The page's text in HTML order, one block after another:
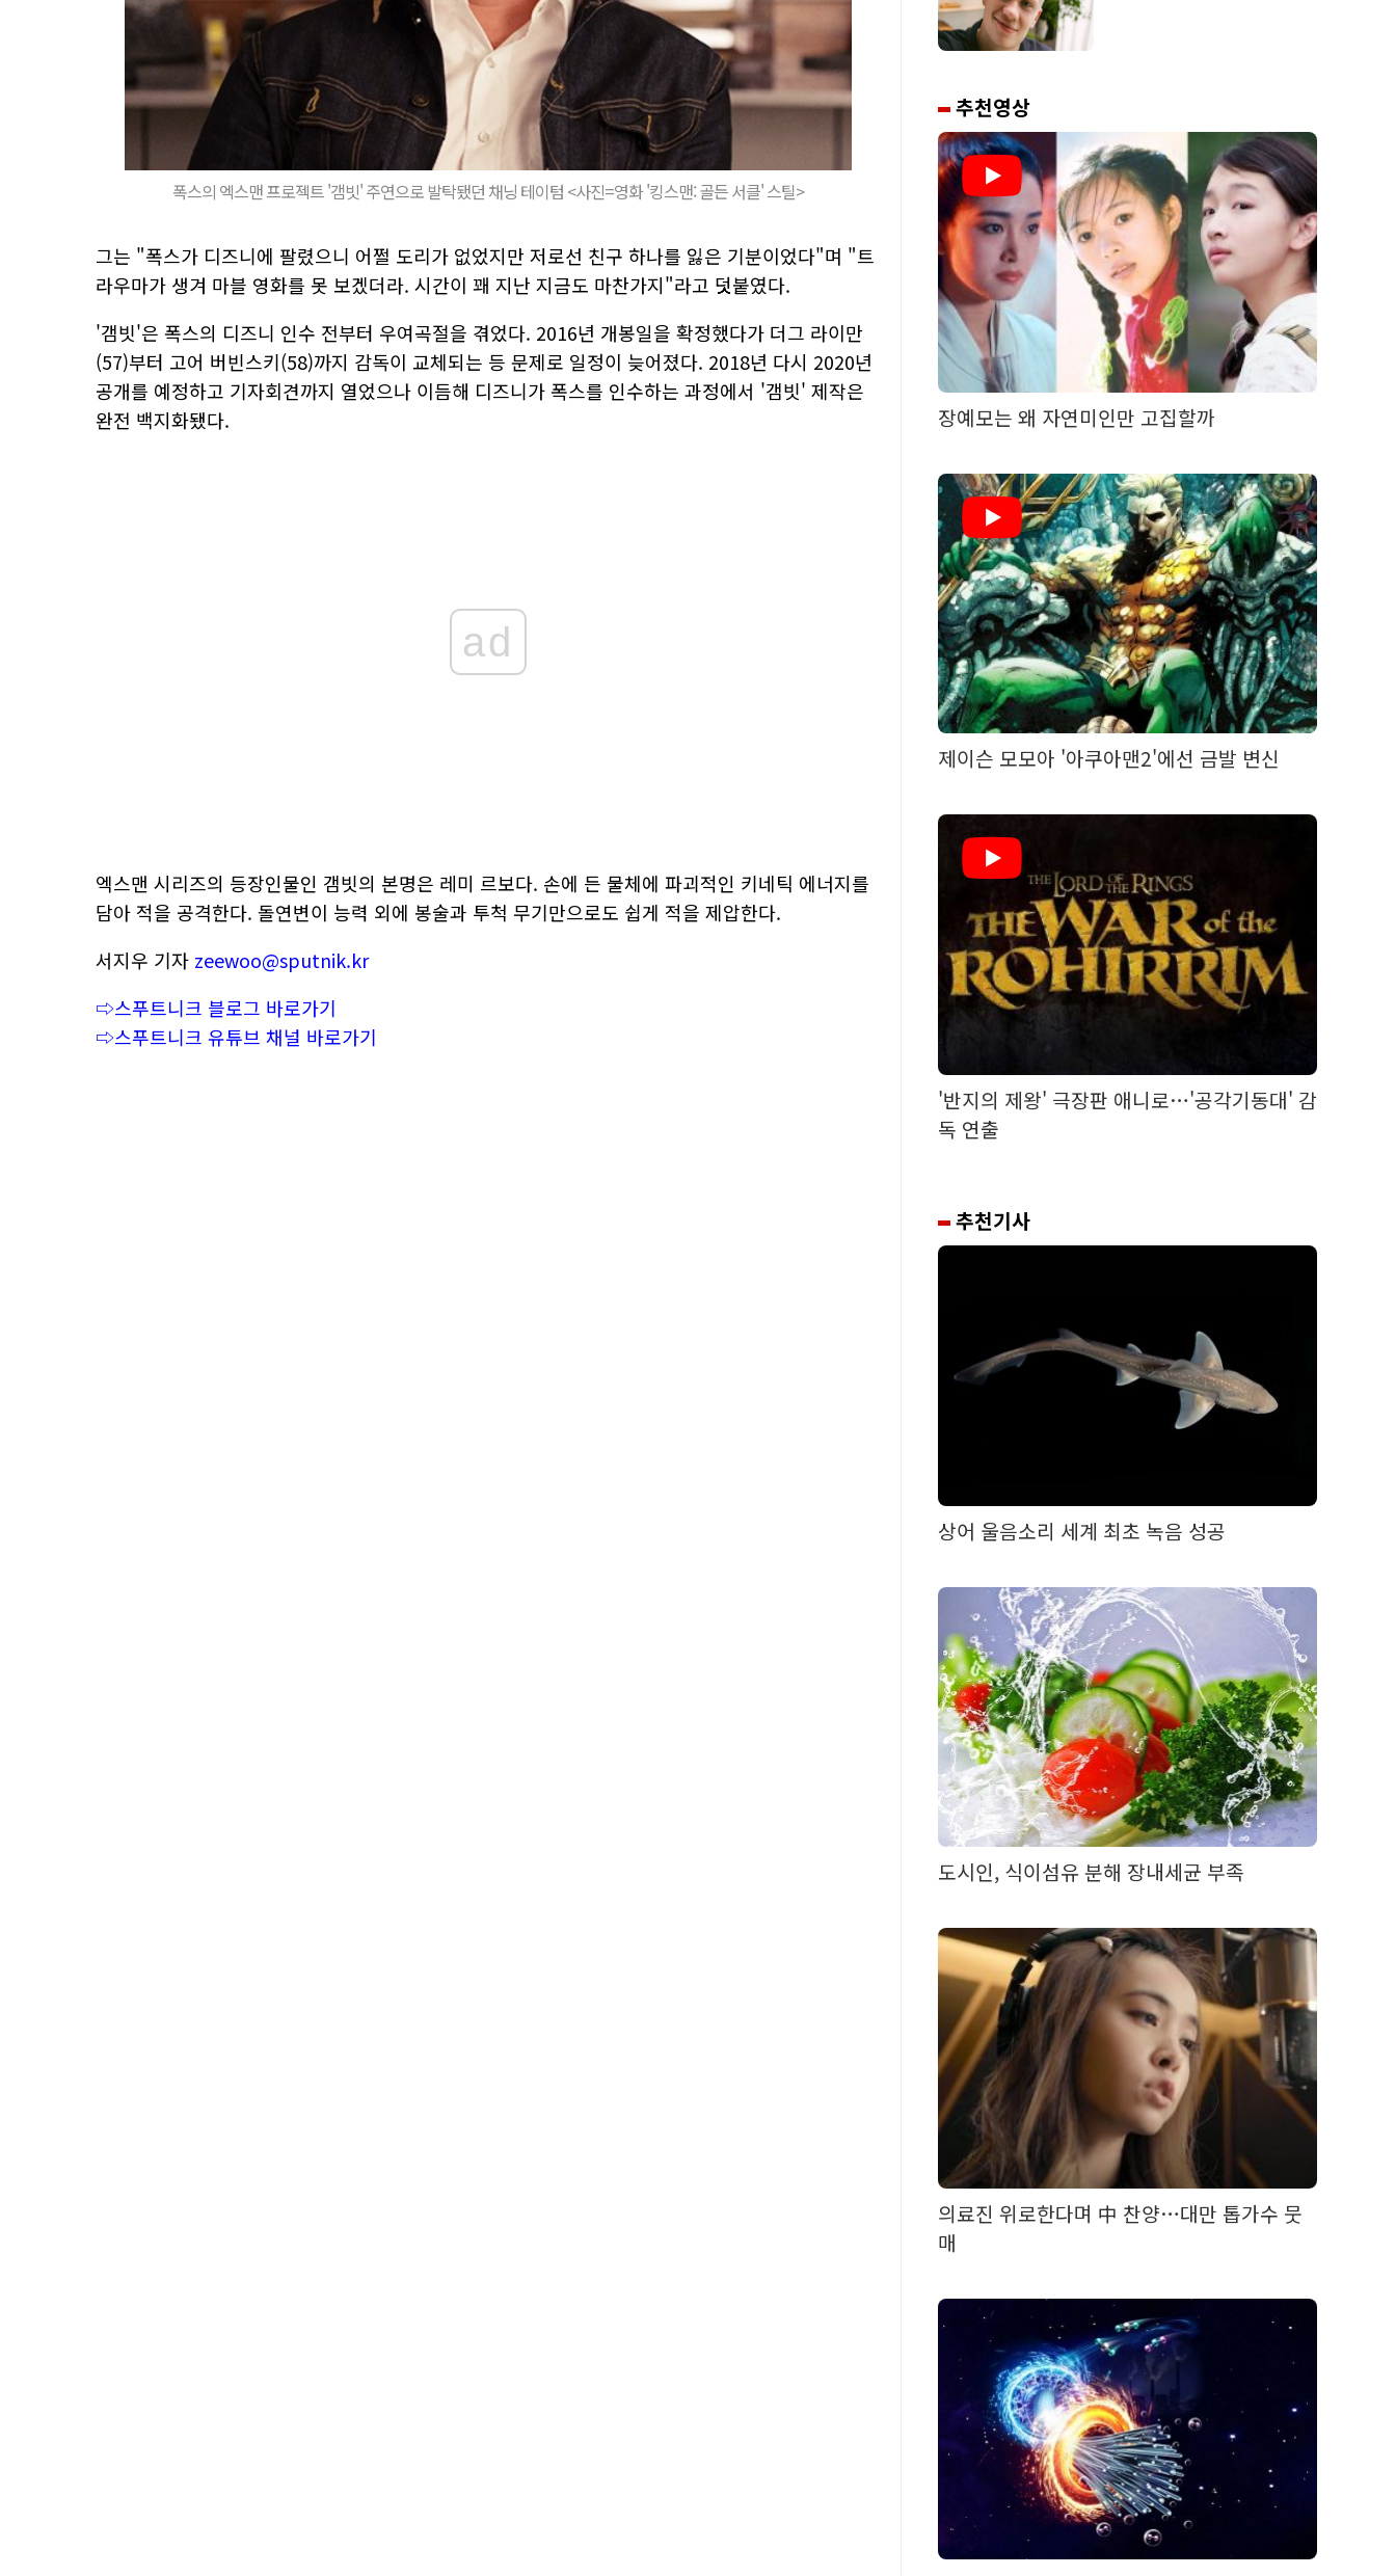
폭스의 엑스맨 프로젝트 '갬빗' 주연으로 발탁됐던 채닝 테이텀 <사진=영화 '킹스맨: 골든 서클' 스틸>
그는 "폭스가 디즈니에 팔렸으니 어쩔 도리가 없었지만 저로선 친구 하나를 잃은 기분이었다"며 "트
라우마가 생겨 마블 영화를 못 보겠더라. 시간이 꽤 지난 지금도 마찬가지"라고 덧붙였다.
'갬빗'은 폭스의 디즈니 인수 전부터 우여곡절을 겪었다. 2016년 개봉일을 확정했다가 더그 라이만
(57)부터 고어 버빈스키(58)까지 감독이 교체되는 등 문제로 일정이 늦어졌다. 2018년 다시 2020년
공개를 예정하고 기자회견까지 열었으나 이듬해 디즈니가 폭스를 인수하는 과정에서 '갬빗' 제작은
완전 백지화됐다.
ad
엑스맨 시리즈의 등장인물인 갬빗의 본명은 레미 르보다. 손에 든 물체에 파괴적인 키네틱 에너지를
담아 적을 공격한다. 돌연변이 능력 외에 봉술과 투척 무기만으로도 쉽게 적을 제압한다.
서지우 기자 zeewoo@sputnik.kr
⇨스푸트니크 블로그 바로가기
⇨스푸트니크 유튜브 채널 바로가기
추천영상
장예모는 왜 자연미인만 고집할까
제이슨 모모아 '아쿠아맨2'에선 금발 변신
'반지의 제왕' 극장판 애니로…'공각기동대' 감
독 연출
추천기사
상어 울음소리 세계 최초 녹음 성공
도시인, 식이섬유 분해 장내세균 부족
의료진 위로한다며 中 찬양…대만 톱가수 뭇
매